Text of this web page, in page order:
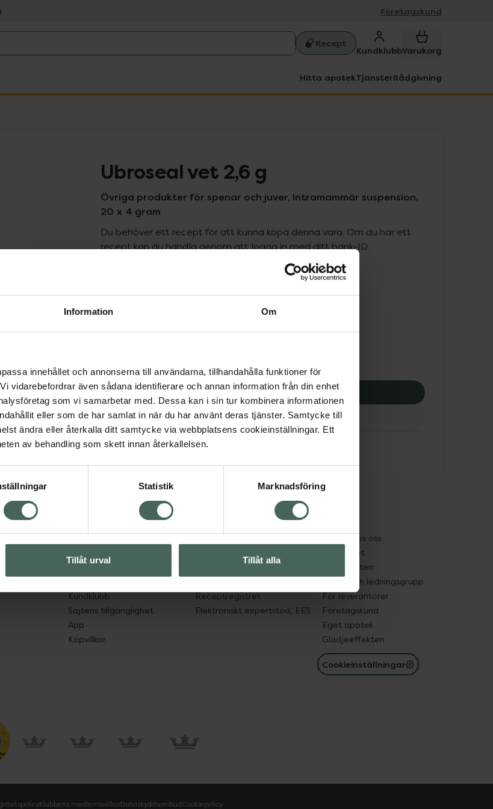
Information Om
innehållet och annonserna till användarna, tillhandahålla funktioner för
vidarebefordrar även sådana identifierare och annan information från din enhet
som vi samarbetar med. Dessa kan i sin tur kombinera informationen
eller som de har samlat in när du har använt deras tjänster. Samtycke till
ändra eller återkalla ditt samtycke via webbplatsens cookieinställningar. Ett
av behandling som skett innan återkallelsen.
Statistik Marknadsföring
Tillåt urval Tillåt alla
Företagskund
Recept
KundklubbVarukorg
Hitta apotekTjänsterRådgivning
Ubroseal vet 2,6 g
Övriga produkter för spenar och juver, Intramammär suspension,
20 x 4 gram
Du behöver ett recept för att kunna köpa denna vara. Om du har ett
recept kan du handla genom att logga in med ditt bank-ID.
366,18 kr
Köp via ditt recept
Aktuella erbjudanden
Handla tryggt
Kundklubb
Sajtens tillgänglighet
App
Köpvillkor
Om recept och läkemedel
Lämna in gammal medicin
Receptregistret
Elektroniskt expertstöd, EES
Jobba hos oss
Hållbarhet
Samarbeten
Ägare och ledningsgrupp
För leverantörer
Företagskund
Eget apotek
Glädjeeffekten
Cookieinställningar
Klubbens medlemsvillkorDataskyddsombudCookiepolicy